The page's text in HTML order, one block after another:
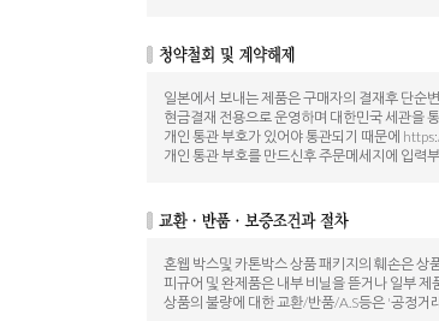
일본에서 보내는 제품은 구매자의 결재후 단순
현금결재 전용으로 운영하며 대한민국 세관을
개인 통관 부호가 있어야 통관되기 때문에
개인 통관 부호를 만드신후 주문메세지에 입력
혼웹 박스및 카톤박스 상품 패키지의 훼손은
피규어 및 완제품은 내부 비닐을 뜯거나 일부
상품의 불량에 대한 교환/반품/A.S등은 '공정거